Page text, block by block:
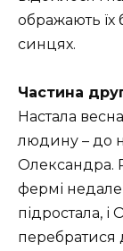
ображають їх
синцях.
Частина
Настала
людину – до
Олександра.
фермі
підростала,
перебратися